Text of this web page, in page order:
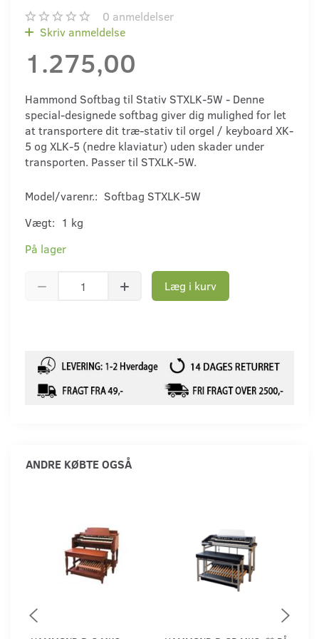
0 anmeldelser
Skriv anmeldelse
1.275,00
Hammond Softbag til Stativ STXLK-5W - Denne
special-designede softbag giver dig mulighed for let
at transportere dit træ-stativ til orgel / keyboard XK-
5 og XLK-5 (nedre klaviatur) uden skader under
transporten. Passer til STXLK-5W.
Model/varenr.: Softbag STXLK-5W
Vægt: 1 kg
På lager
Læg i kurv
ANDRE KØBTE OGSÅ